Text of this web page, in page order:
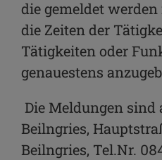
die gemeldet
die Zeiten der
Tätigkeiten oder
genauestens
Die Meldungen sind
Beilngries,
Beilngries, Tel.Nr.